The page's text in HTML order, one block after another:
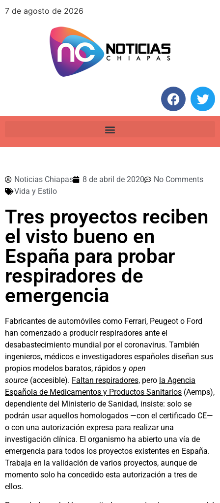
7 de agosto de 2026
Noticias Chiapas 8 de abril de 2020
No Comments
Vida y Estilo
Tres proyectos reciben
el visto bueno en
España para probar
respiradores de
emergencia
Fabricantes de automóviles como Ferrari, Peugeot o Ford
han comenzado a producir respiradores ante el
desabastecimiento mundial por el coronavirus. También
ingenieros, médicos e investigadores españoles diseñan sus
propios modelos baratos, rápidos y open
source (accesible). Faltan respiradores, pero la Agencia
Española de Medicamentos y Productos Sanitarios (Aemps),
dependiente del Ministerio de Sanidad, insiste: solo se
podrán usar aquellos homologados —con el certificado CE—
o con una autorización expresa para realizar una
investigación clínica. El organismo ha abierto una vía de
emergencia para todos los proyectos existentes en España.
Trabaja en la validación de varios proyectos, aunque de
momento solo ha concedido esta autorización a tres de
ellos.